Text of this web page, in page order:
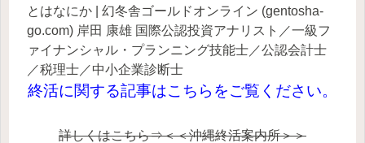
とはなにか | 幻冬舎ゴールドオンライン (gentosha-
go.com) 岸田 康雄 国際公認投資アナリスト／一級フ
ァイナンシャル・プランニング技能士／公認会計士
／税理士／中小企業診断士
終活に関する記事はこちらをご覧ください。
詳しくはこちら⇒＜＜沖縄終活案内所＞＞